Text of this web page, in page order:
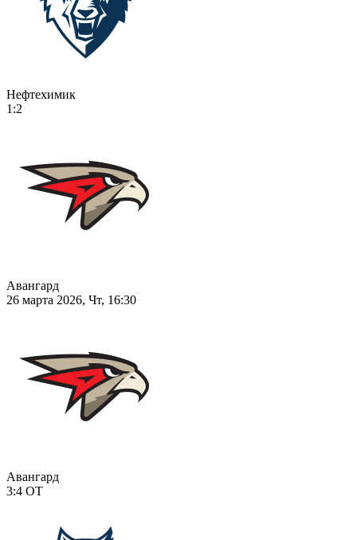
Нефтехимик
1:2
Авангард
26 марта 2026, Чт, 16:30
Авангард
3:4 ОТ